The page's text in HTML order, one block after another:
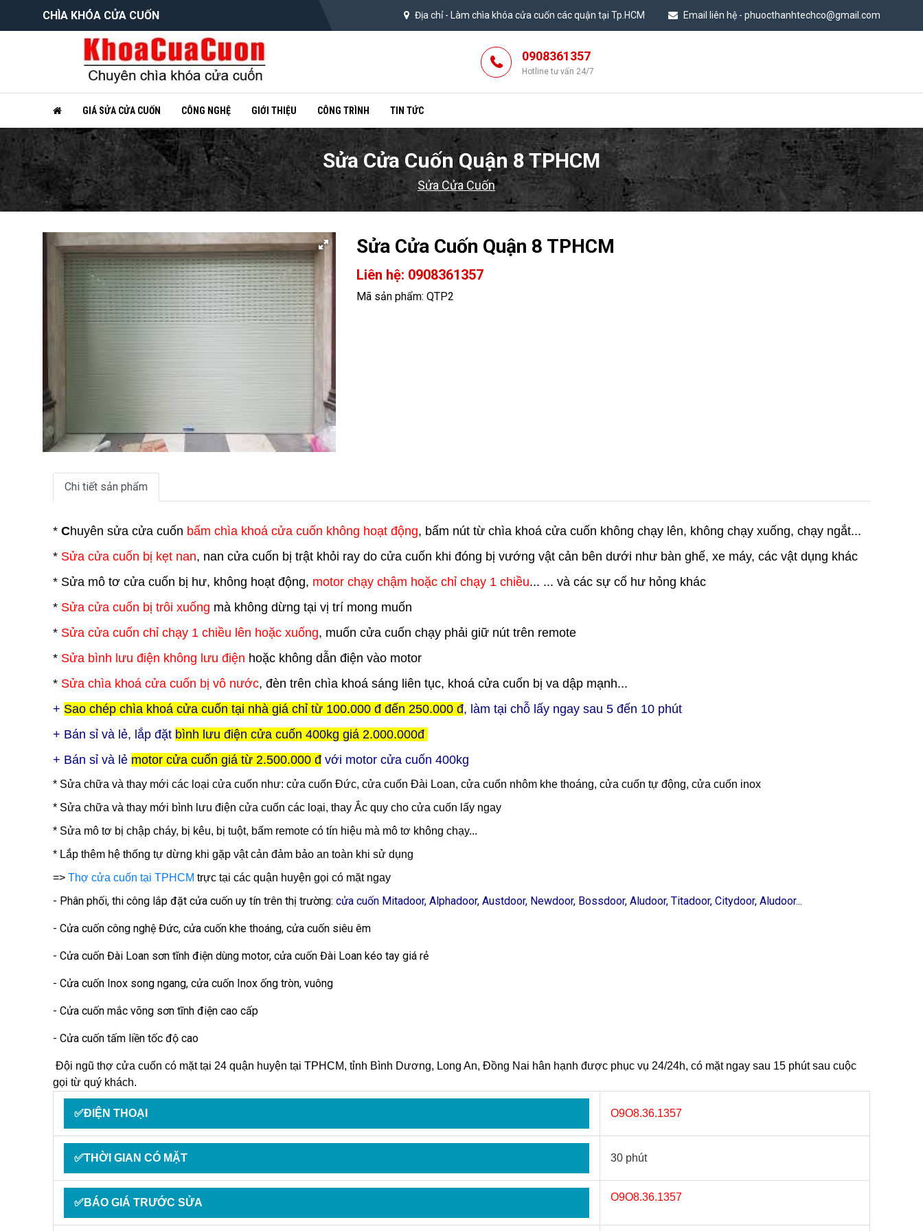
CHÌA KHÓA CỬA CUỐN Địa chỉ - Làm chìa khóa cửa cuốn các quận tại Tp.HCM Email liên hệ - phuocthanhtechco@gmail.com
0908361357
Hotline tư vấn 24/7
GIÁ SỬA CỬA CUỐN CÔNG NGHỆ GIỚI THIỆU CÔNG TRÌNH TIN TỨC
Sửa Cửa Cuốn Quận 8 TPHCM
Sửa Cửa Cuốn
Sửa Cửa Cuốn Quận 8 TPHCM
Liên hệ: 0908361357
Mã sản phẩm: QTP2
Chi tiết sản phẩm
* Chuyên sửa cửa cuốn bấm chìa khoá cửa cuốn không hoạt động, bấm nút từ chìa khoá cửa cuốn không chạy lên, không chạy xuống, chạy ngắt...
* Sửa cửa cuốn bị kẹt nan, nan cửa cuốn bị trật khỏi ray do cửa cuốn khi đóng bị vướng vật cản bên dưới như bàn ghế, xe máy, các vật dụng khác
* Sửa mô tơ cửa cuốn bị hư, không hoạt động, motor chạy chậm hoặc chỉ chạy 1 chiều... ... và các sự cố hư hỏng khác
* Sửa cửa cuốn bị trôi xuống mà không dừng tại vị trí mong muốn
* Sửa cửa cuốn chỉ chạy 1 chiều lên hoặc xuống, muốn cửa cuốn chạy phải giữ nút trên remote
* Sửa bình lưu điện không lưu điện hoặc không dẫn điện vào motor
* Sửa chìa khoá cửa cuốn bị vô nước, đèn trên chìa khoá sáng liên tục, khoá cửa cuốn bị va dập mạnh...
+ Sao chép chìa khoá cửa cuốn tại nhà giá chỉ từ 100.000 đ đến 250.000 đ, làm tại chỗ lấy ngay sau 5 đến 10 phút
+ Bán sỉ và lẻ, lắp đặt bình lưu điện cửa cuốn 400kg giá 2.000.000đ
+ Bán sỉ và lẻ motor cửa cuốn giá từ 2.500.000 đ với motor cửa cuốn 400kg
* Sửa chữa và thay mới các loại cửa cuốn như: cửa cuốn Đức, cửa cuốn Đài Loan, cửa cuốn nhôm khe thoáng, cửa cuốn tự động, cửa cuốn inox
* Sửa chữa và thay mới bình lưu điện cửa cuốn các loại, thay Ắc quy cho cửa cuốn lấy ngay
* Sửa mô tơ bị chập cháy, bị kêu, bị tuột, bấm remote có tín hiệu mà mô tơ không chạy...
* Lắp thêm hệ thống tự dừng khi gặp vật cản đảm bảo an toàn khi sử dụng
=> Thợ cửa cuốn tại TPHCM trực tại các quận huyện gọi có mặt ngay
- Phân phối, thi công lắp đặt cửa cuốn uy tín trên thị trường: cửa cuốn Mitadoor, Alphadoor, Austdoor, Newdoor, Bossdoor, Aludoor, Titadoor, Citydoor, Aludoor...
- Cửa cuốn công nghệ Đức, cửa cuốn khe thoáng, cửa cuốn siêu êm
- Cửa cuốn Đài Loan sơn tĩnh điện dùng motor, cửa cuốn Đài Loan kéo tay giá rẻ
- Cửa cuốn Inox song ngang, cửa cuốn Inox ống tròn, vuông
- Cửa cuốn mắc võng sơn tĩnh điện cao cấp
- Cửa cuốn tấm liền tốc độ cao
Đội ngũ thợ cửa cuốn có mặt tại 24 quận huyện tại TPHCM, tỉnh Bình Dương, Long An, Đồng Nai hân hạnh được phục vụ 24/24h, có mặt ngay sau 15 phút sau cuộc
gọi từ quý khách.
✅ĐIỆN THOẠI O9O8.36.1357
✅THỜI GIAN CÓ MẶT 30 phút
✅BÁO GIÁ TRƯỚC SỬA O9O8.36.1357